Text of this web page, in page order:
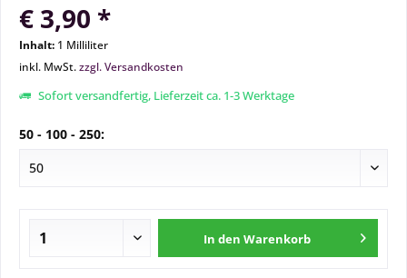
€ 3,90 *
Inhalt: 1 Milliliter
inkl. MwSt.zzgl. Versandkosten
Sofort versandfertig, Lieferzeit ca. 1-3 Werktage
50 - 100 - 250:
In den Warenkorb